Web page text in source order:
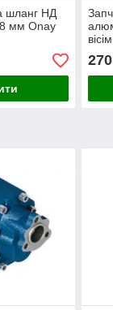
шланг НД
мм Onay
270